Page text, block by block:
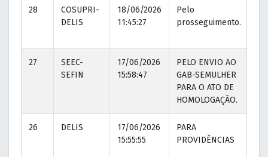
28
COSUPRI-
DELIS
18/06/2026
11:45:27
Pelo
prosseguimento.
27
SEEC-
SEFIN
17/06/2026
15:58:47
PELO ENVIO AO
GAB-SEMULHER
PARA O ATO DE
HOMOLOGAÇÃO.
26 DELIS
17/06/2026
15:55:55
PARA
PROVIDÊNCIAS